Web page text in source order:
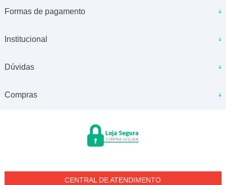
Formas de pagamento
Institucional
Dúvidas
Compras
CENTRAL DE ATENDIMENTO